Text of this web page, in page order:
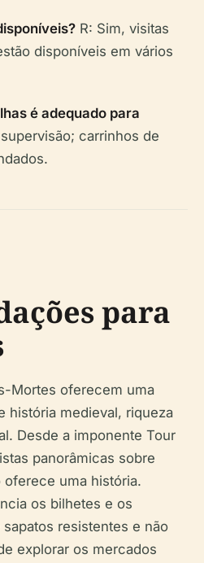
R: Sim, visitas
disponíveis em vários
é adequado para
carrinhos de
para
Mortes oferecem uma
história medieval, riqueza
Desde a imponente Tour
panorâmicas sobre
oferece uma história.
os bilhetes e os
resistentes e não
explorar os mercados